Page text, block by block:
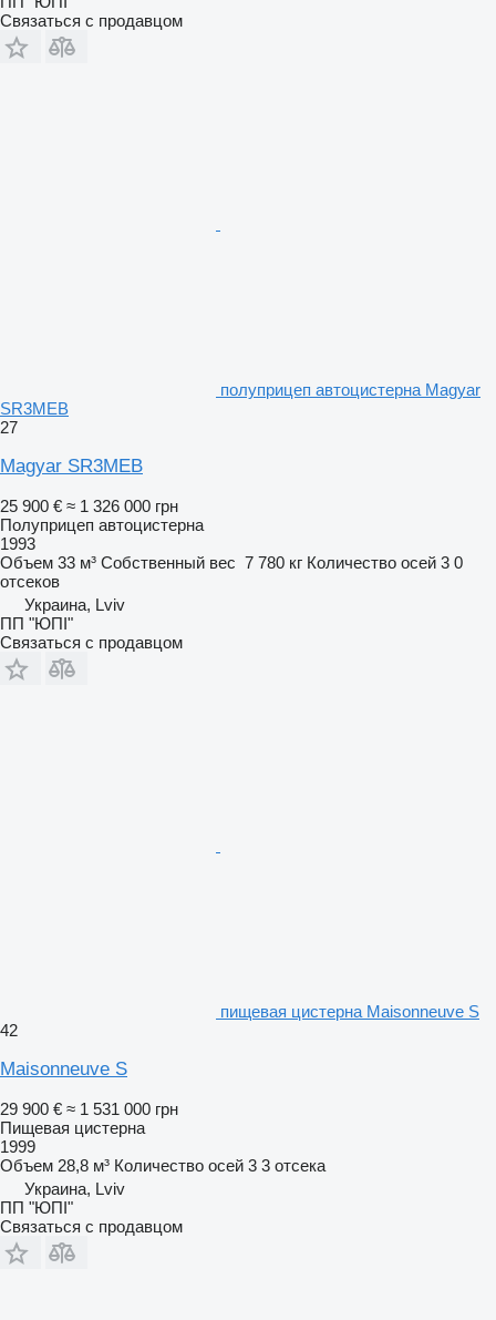
Связаться с продавцом
полуприцеп автоцистерна Magyar
SR3MEB
27
Magyar SR3MEB
25 900 € ≈ 1 326 000 грн
Полуприцеп автоцистерна
1993
Объем 33 м³ Собственный вес 7 780 кг Количество осей 3 0
отсеков
Украина, Lviv
ПП "ЮПІ"
Связаться с продавцом
пищевая цистерна Maisonneuve S
42
Maisonneuve S
29 900 € ≈ 1 531 000 грн
Пищевая цистерна
1999
Объем 28,8 м³ Количество осей 3 3 отсека
Украина, Lviv
ПП "ЮПІ"
Связаться с продавцом